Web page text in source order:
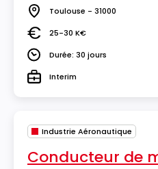
Lieu Toulouse - 31000
Salaire25-30 K€
DuréeDurée: 30 jours
TypeInterim
Industrie Aéronautique
Conducteur de